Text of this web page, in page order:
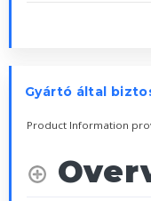
Gyártó által
Product Information